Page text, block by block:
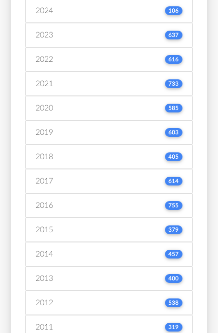
2024 106
2023 637
2022 616
2021 733
2020 585
2019 603
2018 405
2017 614
2016 755
2015 379
2014 457
2013 400
2012 538
2011 319